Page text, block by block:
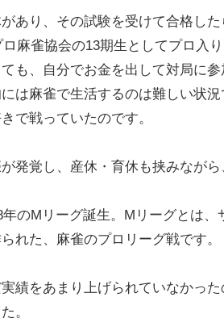
あり、その試験を受けて合格し
麻雀協会の13期生としてプロ入り
も、自分でお金を出して対局に
は麻雀で生活するのは難しい状
で戦っていたのです。
発覚し、産休・育休も挟みなが
のMリーグ誕生。Mリーグとは
れた、麻雀のプロリーグ戦です。
績をあまり上げられていなかった
。